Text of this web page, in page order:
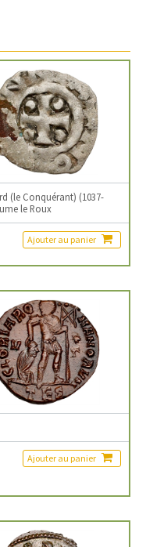
(le Conquérant) (1037-
le Roux
Ajouter au panier
Ajouter au panier